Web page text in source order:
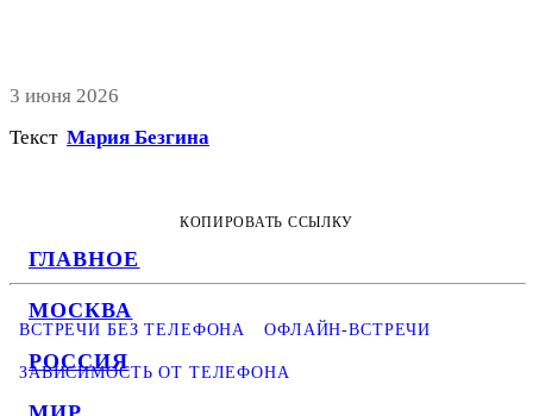
ГЛАВНОЕ
МОСКВА
РОССИЯ
3 июня 2026
Текст Мария Безгина
КОПИРОВАТЬ ССЫЛКУ
ВСТРЕЧИ БЕЗ ТЕЛЕФОНА ОФЛАЙН-ВСТРЕЧИ
ЗАВИСИМОСТЬ ОТ ТЕЛЕФОНА